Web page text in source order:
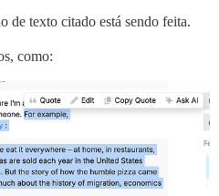
de texto citado está sendo feita.
como: